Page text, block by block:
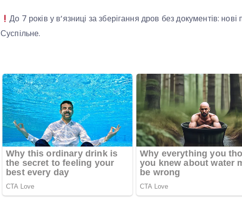
До 7 років у в’язниці за зберігання дров без документів:
Суспільне.